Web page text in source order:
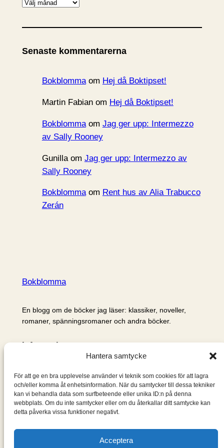
Hantera samtycke
För att ge en bra upplevelse använder vi teknik som cookies för att lagra
och/eller komma åt enhetsinformation. När du samtycker till dessa tekniker
kan vi behandla data som surfbeteende eller unika ID:n på denna
webbplats. Om du inte samtycker eller om du återkallar ditt samtycke kan
detta påverka vissa funktioner negativt.
Acceptera
k
v
Senaste kommentarerna
Bokblommaom Hej då Boktipset!
Martin Fabianom Hej då Boktipset!
Bokblommaom Jag ger upp: Intermezzo
av Sally Rooney
Gunillaom Jag ger upp: Intermezzo av
Sally Rooney
Bokblommaom Rent hus av Alia Trabucco
Zerán
Bokblomma
En blogg om de böcker jag läser: klassiker, noveller,
romaner, spänningsromaner och andra böcker.
Information
Om mig & om bloggen
S
ö
k